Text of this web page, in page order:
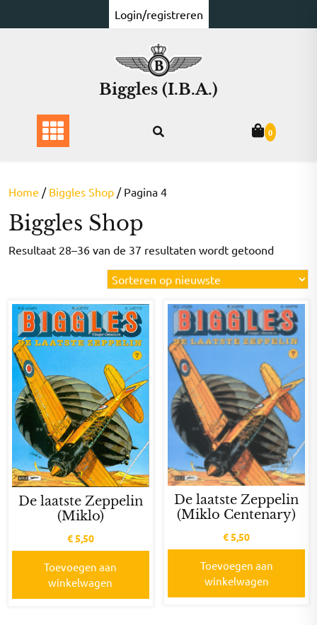
naar
Login/registreren
Biggles (I.B.A.)
0
Home / Biggles Shop / Pagina 4
Biggles Shop
Resultaat 28–36 van de 37 resultaten wordt getoond
op
De laatste Zeppelin
(Miklo)
€5,50
Toevoegen aan
winkelwagen
De laatste Zeppelin
(Miklo Centenary)
€5,50
Toevoegen aan
winkelwagen